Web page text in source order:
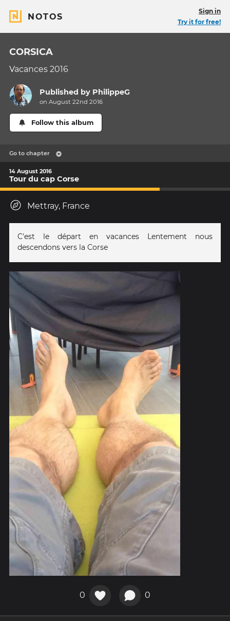
NOTOS
Sign in
Try it for free!
CORSICA
Vacances 2016
Published by PhilippeG
on August 22nd 2016
Follow this album
Go to chapter
14 August 2016
Tour du cap Corse
Mettray, France
C'est le départ en vacances Lentement nous
descendons vers la Corse
0 0